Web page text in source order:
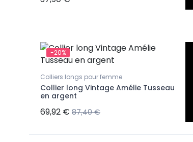
-20%
Colliers longs pour femme
Collier long Vintage Amélie Tusseau
en argent
69,92 € 87,40 €